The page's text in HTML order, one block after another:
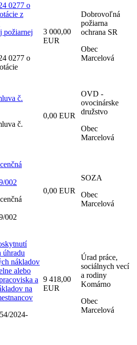
0277 o
z
požiarnej
0277 o
3 000,00
EUR
Dobrovoľná
požiarna
ochrana SR
Obec
Marcelová
č.
č.
0,00 EUR
OVD -
ovocinárske
družstvo
Obec
Marcelová
002
002
0,00 EUR
SOZA
Obec
Marcelová
úhradu
nákladov
alebo
a
na
2024-
9 418,00
EUR
Úrad práce,
sociálnych vecí
a rodiny
Komárno
Obec
Marcelová